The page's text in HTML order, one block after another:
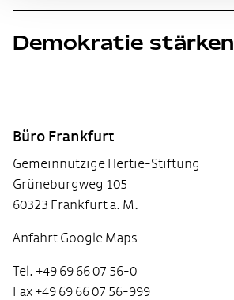
Demokratie stärken
Büro Frankfurt
Gemeinnützige Hertie-Stiftung
Grüneburgweg 105
60323 Frankfurt a. M.
Anfahrt Google Maps
Tel. +49 69 66 07 56-0
Fax +49 69 66 07 56-999